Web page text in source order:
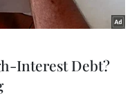
Interest Debt?